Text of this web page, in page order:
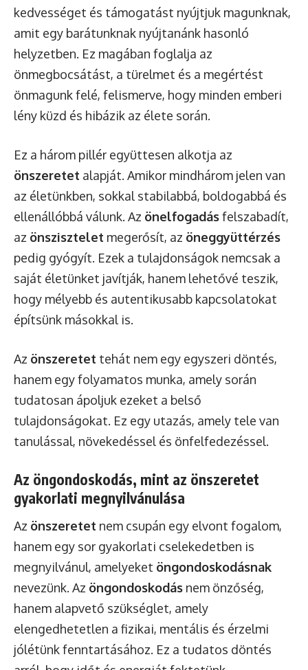
kedvességet és támogatást nyújtjuk magunknak,
amit egy barátunknak nyújtanánk hasonló
helyzetben. Ez magában foglalja az
önmegbocsátást, a türelmet és a megértést
önmagunk felé, felismerve, hogy minden emberi
lény küzd és hibázik az élete során.
Ez a három pillér együttesen alkotja az
önszeretet alapját. Amikor mindhárom jelen van
az életünkben, sokkal stabilabbá, boldogabbá és
ellenállóbbá válunk. Az önelfogadásfelszabadít,
az önszisztelet megerősít, az öneggyüttérzés
pedig gyógyít. Ezek a tulajdonságok nemcsak a
saját életünket javítják, hanem lehetővé teszik,
hogy mélyebb és autentikusabb kapcsolatokat
építsünk másokkal is.
Az önszeretet tehát nem egy egyszeri döntés,
hanem egy folyamatos munka, amely során
tudatosan ápoljuk ezeket a belső
tulajdonságokat. Ez egy utazás, amely tele van
tanulással, növekedéssel és önfelfedezéssel.
Az öngondoskodás, mint az önszeretet
gyakorlati megnyilvánulása
Az önszeretet nem csupán egy elvont fogalom,
hanem egy sor gyakorlati cselekedetben is
megnyilvánul, amelyeket öngondoskodásnak
nevezünk. Az öngondoskodás nem önzőség,
hanem alapvető szükséglet, amely
elengedhetetlen a fizikai, mentális és érzelmi
jólétünk fenntartásához. Ez a tudatos döntés